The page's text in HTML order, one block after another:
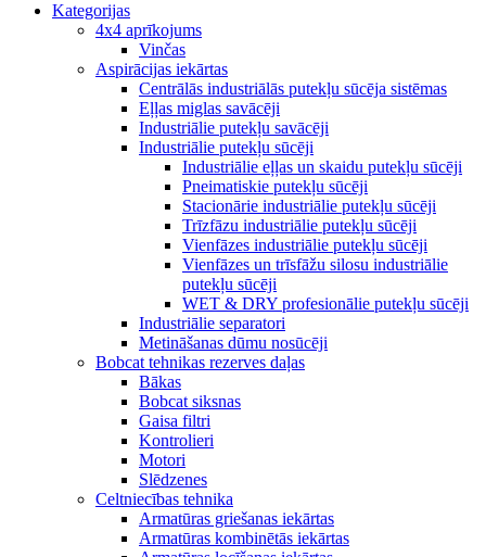
Kategorijas
4x4 aprīkojums
Vinčas
Aspirācijas iekārtas
Centrālās industriālās putekļu sūcēja sistēmas
Eļļas miglas savācēji
Industriālie putekļu savācēji
Industriālie putekļu sūcēji
Industriālie eļļas un skaidu putekļu sūcēji
Pneimatiskie putekļu sūcēji
Stacionārie industriālie putekļu sūcēji
Trīzfāzu industriālie putekļu sūcēji
Vienfāzes industriālie putekļu sūcēji
Vienfāzes un trīsfāžu silosu industriālie
putekļu sūcēji
WET & DRY profesionālie putekļu sūcēji
Industriālie separatori
Metināšanas dūmu nosūcēji
Bobcat tehnikas rezerves daļas
Bākas
Bobcat siksnas
Gaisa filtri
Kontrolieri
Motori
Slēdzenes
Celtniecības tehnika
Armatūras griešanas iekārtas
Armatūras kombinētās iekārtas